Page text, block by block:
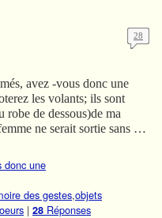
28
avez -vous donc une
les volants; ils sont
robe de dessous)de ma
ne serait sortie sans …
donc une
des gestes,objets
| 28 Réponses